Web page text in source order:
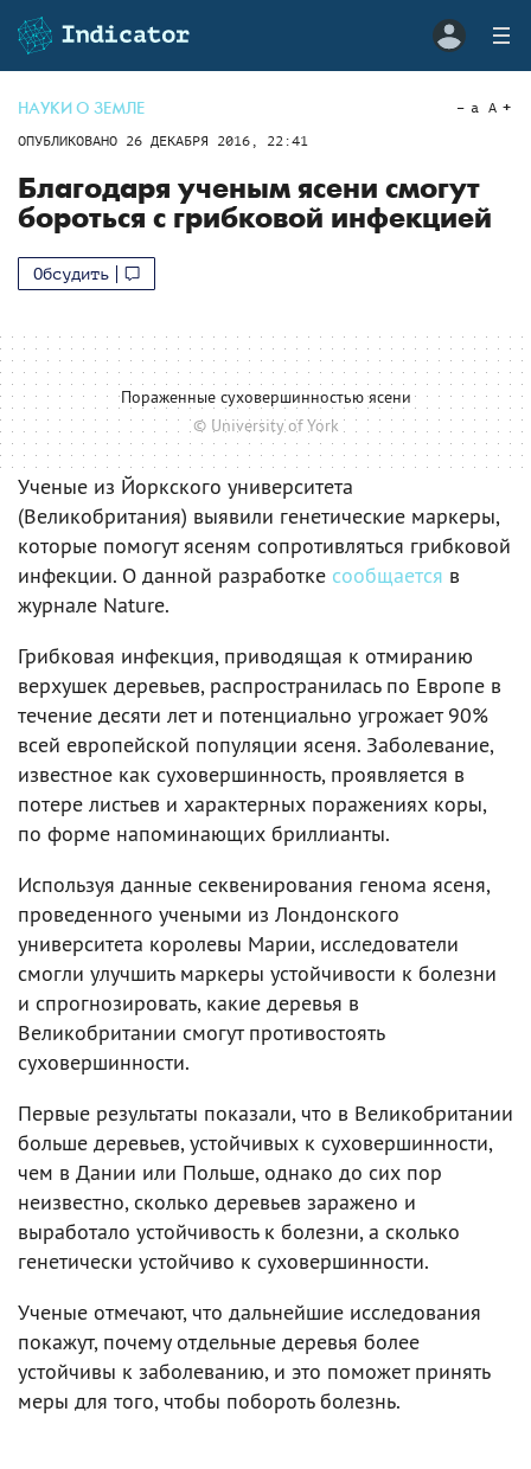
НАУКИ О ЗЕМЛЕ
ОПУБЛИКОВАНО 26 ДЕКАБРЯ 2016, 22:41
a A
Благодаря ученым ясени смогут
бороться с грибковой инфекцией
Обсудить
Пораженные суховершинностью ясени
© University of York
Ученые из Йоркского университета
(Великобритания) выявили генетические маркеры,
которые помогут ясеням сопротивляться грибковой
инфекции. О данной разработке сообщается в
журнале Nature.
Грибковая инфекция, приводящая к отмиранию
верхушек деревьев, распространилась по Европе в
течение десяти лет и потенциально угрожает 90%
всей европейской популяции ясеня. Заболевание,
известное как суховершинность, проявляется в
потере листьев и характерных поражениях коры,
по форме напоминающих бриллианты.
Используя данные секвенирования генома ясеня,
проведенного учеными из Лондонского
университета королевы Марии, исследователи
смогли улучшить маркеры устойчивости к болезни
и спрогнозировать, какие деревья в
Великобритании смогут противостоять
суховершинности.
Первые результаты показали, что в Великобритании
больше деревьев, устойчивых к суховершинности,
чем в Дании или Польше, однако до сих пор
неизвестно, сколько деревьев заражено и
выработало устойчивость к болезни, а сколько
генетически устойчиво к суховершинности.
Ученые отмечают, что дальнейшие исследования
покажут, почему отдельные деревья более
устойчивы к заболеванию, и это поможет принять
меры для того, чтобы побороть болезнь.